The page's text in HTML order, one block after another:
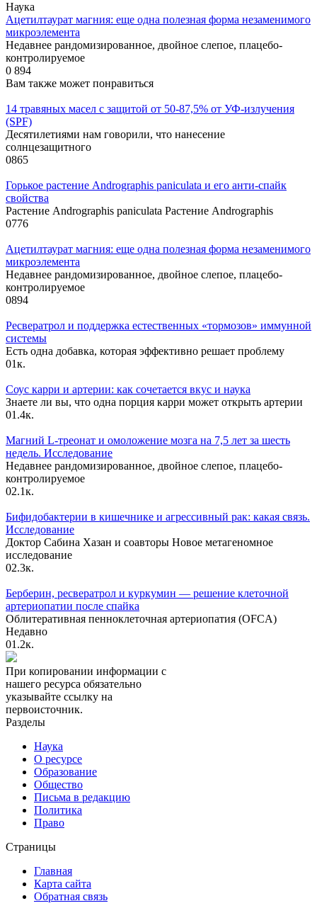
Наука
Ацетилтаурат магния: еще одна полезная форма незаменимого
микроэлемента
Недавнее рандомизированное, двойное слепое, плацебо-
контролируемое
0 894
Вам также может понравиться
14 травяных масел с защитой от 50-87,5% от УФ-излучения
(SPF)
Десятилетиями нам говорили, что нанесение
солнцезащитного
0865
Горькое растение Andrographis paniculata и его анти-спайк
свойства
Растение Andrographis paniculata Растение Andrographis
0776
Ацетилтаурат магния: еще одна полезная форма незаменимого
микроэлемента
Недавнее рандомизированное, двойное слепое, плацебо-
контролируемое
0894
Ресвератрол и поддержка естественных «тормозов» иммунной
системы
Есть одна добавка, которая эффективно решает проблему
01к.
Соус карри и артерии: как сочетается вкус и наука
Знаете ли вы, что одна порция карри может открыть артерии
01.4к.
Магний L-треонат и омоложение мозга на 7,5 лет за шесть
недель. Исследование
Недавнее рандомизированное, двойное слепое, плацебо-
контролируемое
02.1к.
Бифидобактерии в кишечнике и агрессивный рак: какая связь.
Исследование
Доктор Сабина Хазан и соавторы Новое метагеномное
исследование
02.3к.
Берберин, ресвератрол и куркумин — решение клеточной
артериопатии после спайка
Облитеративная пенноклеточная артериопатия (OFCA)
Недавно
01.2к.
При копировании информации с
нашего ресурса обязательно
указывайте ссылку на
первоисточник.
Разделы
Наука
О ресурсе
Образование
Общество
Письма в редакцию
Политика
Право
Страницы
Главная
Карта сайта
Обратная связь